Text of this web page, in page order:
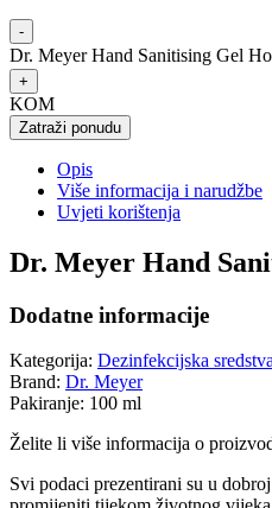
-
Dr. Meyer Hand Sanitising Gel
+
KOM
Zatraži ponudu
Opis
Više informacija i narudžbe
Uvjeti korištenja
Dr. Meyer Hand
Dodatne informacije
Kategorija: Dezinfekcijska
Brand: Dr. Meyer
Pakiranje: 100 ml
Želite li više informacija o
Svi podaci prezentirani su u